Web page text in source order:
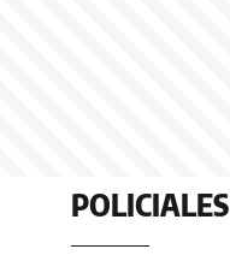
POLICIALES